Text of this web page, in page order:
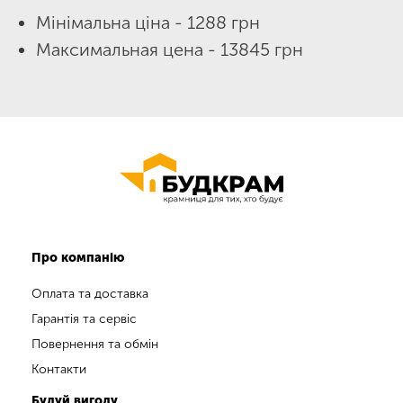
Мінімальна ціна - 1288 грн
Максимальная цена - 13845 грн
Про компанію
Оплата та доставка
Гарантія та сервіс
Повернення та обмін
Контакти